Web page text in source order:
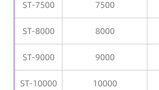
ST-7500 7500
ST-8000 8000
ST-9000 9000
ST-10000 10000